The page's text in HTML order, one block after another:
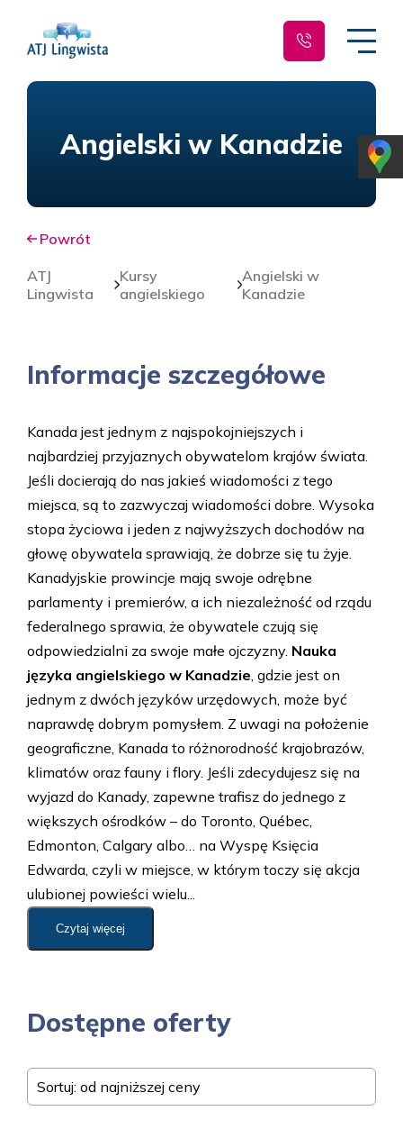
Angielski w Kanadzie
Powrót
ATJ
Lingwista
Kursy
angielskiego
Angielski w
Kanadzie
Informacje szczegółowe
Kanada jest jednym z najspokojniejszych i
najbardziej przyjaznych obywatelom krajów świata.
Jeśli docierają do nas jakieś wiadomości z tego
miejsca, są to zazwyczaj wiadomości dobre. Wysoka
stopa życiowa i jeden z najwyższych dochodów na
głowę obywatela sprawiają, że dobrze się tu żyje.
Kanadyjskie prowincje mają swoje odrębne
parlamenty i premierów, a ich niezależność od rządu
federalnego sprawia, że obywatele czują się
odpowiedzialni za swoje małe ojczyzny. Nauka
języka angielskiego w Kanadzie, gdzie jest on
jednym z dwóch języków urzędowych, może być
naprawdę dobrym pomysłem. Z uwagi na położenie
geograficzne, Kanada to różnorodność krajobrazów,
klimatów oraz fauny i flory. Jeśli zdecydujesz się na
wyjazd do Kanady, zapewne trafisz do jednego z
większych ośrodków – do Toronto, Québec,
Edmonton, Calgary albo… na Wyspę Księcia
Edwarda, czyli w miejsce, w którym toczy się akcja
ulubionej powieści wielu...
Czytaj więcej
Dostępne oferty
Sortuj: od najniższej ceny